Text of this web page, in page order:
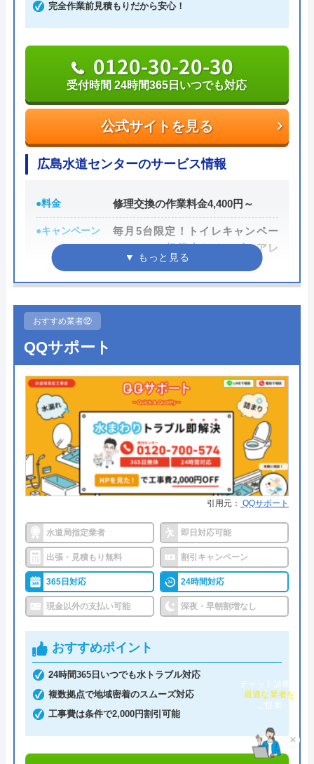
Googleクチコミを見る
定クーポン割引を使用したい」と伝えましょう。
0120-937-419
受付時間 24時間
水道屋のイエローの基本情報
代表者 藤田 和彦
所在地
〒252-0142
神奈川県相模原市緑区元橋本町11-33
完全作業前見積もりだから安心！
公式サイトを見る
0120-30-20-30
受付時間 24時間365日いつでも対応
広島水道センターのサービス情報
●料金 修理交換の作業料金4,400円～
●キャンペーン
毎月5台限定！トイレキャンペー
ン TOTO超節水トイレピュアレ
ストQRが処分費込で8万円台～
●受付時間
●定休日
●出張見積もり
出張見積もり無料※作業がある場
合は出張費別途3,240円頂戴致しま
●支払い方法 現金、クレジットカード
●累計実績 ―
●保証・保険
最大5年の無料保証PL保険賠償責
詳細は公式HPでご確認ください
広島水道センターがおすすめの理由
広島水道センターは、広島県内全域を対象エリアと
ンテナンスをはじめ水回りのさまざまな修理や工事
を行う会社です。ほぼ全域である22の市町の水道局
指定工事店として認可を受けており、県北部や宮
島、阿多田島、因島、向島、生口島、似島といった
離島へも対応しています。
受付は24時間365日いつでも可能で、早ければ20分
おすすめ業者⑫
QQサポート
引用元： QQサポート
水道局指定業者 即日対応可能
出張・見積もり無料 割引キャンペーン
365日対応 24時間対応
現金以外の支払い可能 深夜・早朝割増なし
おすすめポイント
24時間365日いつでも水トラブル対応
複数拠点で地域密着のスムーズ対応
工事費は条件で2,000円割引可能
×
チャット診断で
最適な業者を
ご提案